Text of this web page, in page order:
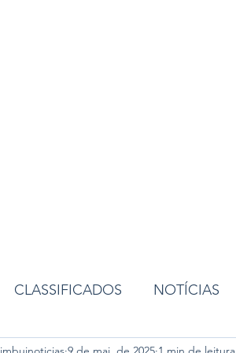
CLASSIFICADOS NOTÍCIAS